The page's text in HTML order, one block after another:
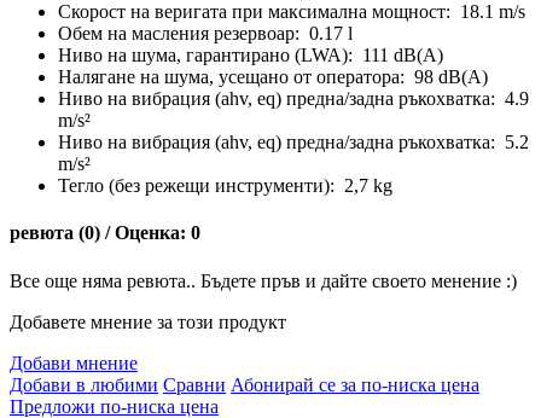
Скорост на веригата при максимална мощност: 18.1 m/s
Обем на масления резервоар: 0.17 l
Ниво на шума, гарантирано (LWA): 111 dB(A)
Налягане на шума, усещано от оператора: 98 dB(A)
Ниво на вибрация (ahv, eq) предна/задна ръкохватка: 4.9
m/s²
Ниво на вибрация (ahv, eq) предна/задна ръкохватка: 5.2
m/s²
Тегло (без режещи инструменти): 2,7 kg
ревюта (0) / Оценка: 0
Все още няма ревюта.. Бъдете пръв и дайте своето менение :)
Добавете мнение за този продукт
Добави мнение
Добави в любими Сравни Абонирай се за по-ниска цена
Предложи по-ниска цена